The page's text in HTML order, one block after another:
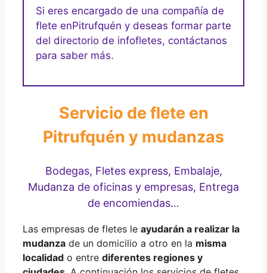
Si eres encargado de una compañía de
flete enPitrufquén y deseas formar parte
del directorio de infofletes, contáctanos
para saber más.
Servicio de flete en
Pitrufquén y mudanzas
Bodegas, Fletes express, Embalaje,
Mudanza de oficinas y empresas, Entrega
de encomiendas…
Las empresas de fletes le ayudarán a realizar la
mudanza de un domicilio a otro en la misma
localidad o entre diferentes regiones y